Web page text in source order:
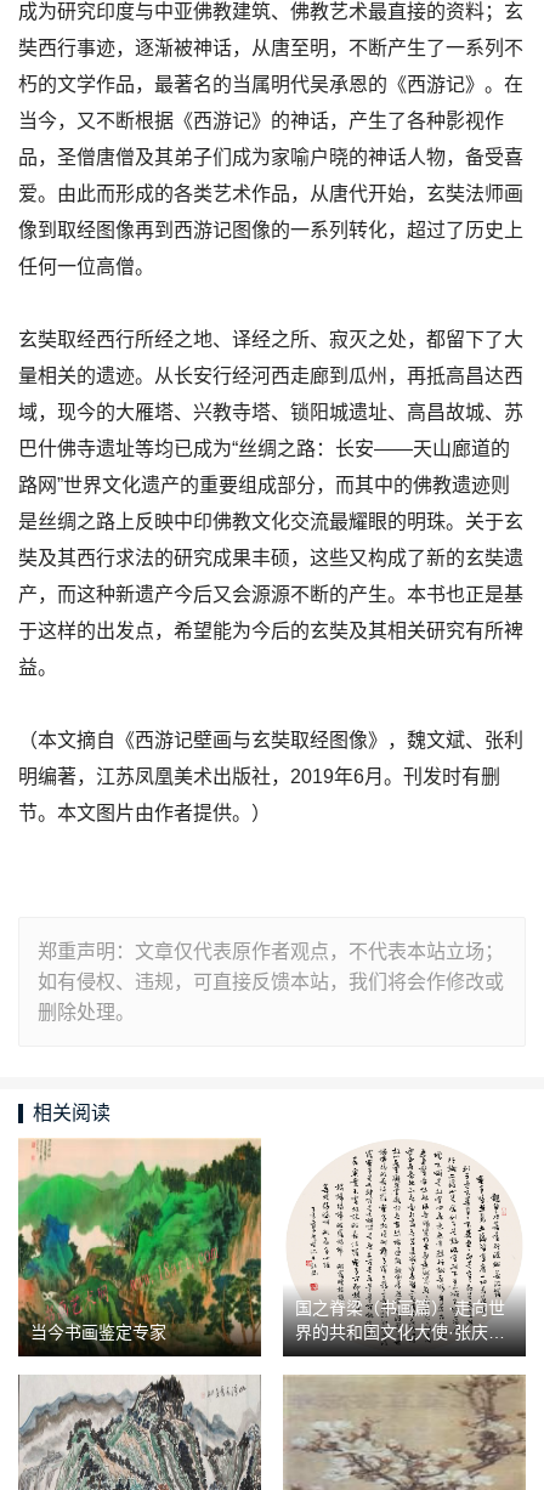
成为研究印度与中亚佛教建筑、佛教艺术最直接的资料；玄
奘西行事迹，逐渐被神话，从唐至明，不断产生了一系列不
朽的文学作品，最著名的当属明代吴承恩的《西游记》。在
当今，又不断根据《西游记》的神话，产生了各种影视作
品，圣僧唐僧及其弟子们成为家喻户晓的神话人物，备受喜
爱。由此而形成的各类艺术作品，从唐代开始，玄奘法师画
像到取经图像再到西游记图像的一系列转化，超过了历史上
任何一位高僧。
玄奘取经西行所经之地、译经之所、寂灭之处，都留下了大
量相关的遗迹。从长安行经河西走廊到瓜州，再抵高昌达西
域，现今的大雁塔、兴教寺塔、锁阳城遗址、高昌故城、苏
巴什佛寺遗址等均已成为“丝绸之路：长安——天山廊道的
路网”世界文化遗产的重要组成部分，而其中的佛教遗迹则
是丝绸之路上反映中印佛教文化交流最耀眼的明珠。关于玄
奘及其西行求法的研究成果丰硕，这些又构成了新的玄奘遗
产，而这种新遗产今后又会源源不断的产生。本书也正是基
于这样的出发点，希望能为今后的玄奘及其相关研究有所裨
益。
（本文摘自《西游记壁画与玄奘取经图像》，魏文斌、张利
明编著，江苏凤凰美术出版社，2019年6月。刊发时有删
节。本文图片由作者提供。）
郑重声明：文章仅代表原作者观点，不代表本站立场；
如有侵权、违规，可直接反馈本站，我们将会作修改或
删除处理。
相关阅读
当今书画鉴定专家
国之脊梁（书画篇）·走向世
界的共和国文化大使·张庆祥
作品展